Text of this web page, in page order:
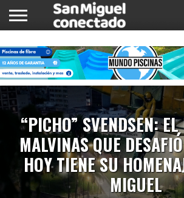
NOTICIAS
COMUNIDAD
COMERCIOS
“PICHO” SVENDSEN:
MALVINAS QUE
HOY TIENE SU
MIGUEL